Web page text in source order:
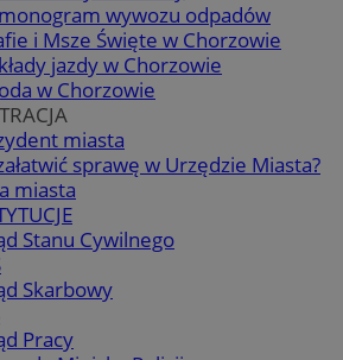
wywozu odpadów
i Msze Święte w Chorzowie
jazdy w Chorzowie
w Chorzowie
miasta
sprawę w Urzędzie Miasta?
miasta
Stanu Cywilnego
Skarbowy
Pracy